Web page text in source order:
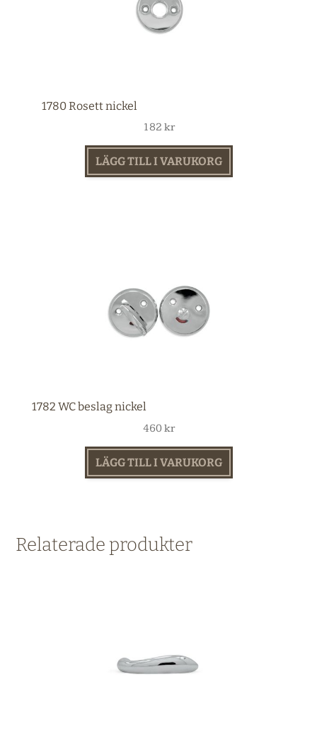
1780 Rosett nickel
182 kr
LÄGG TILL I VARUKORG
1782 WC beslag nickel
460 kr
LÄGG TILL I VARUKORG
Relaterade produkter